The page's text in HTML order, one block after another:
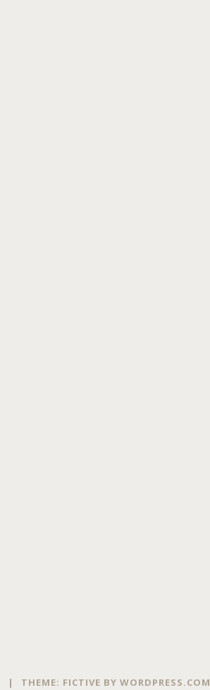
| THEME: FICTIVE BY WORDPRESS.COM